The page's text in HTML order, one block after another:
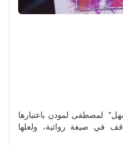
لمصطفى لمودن باعتبارها
في صيغة روائية، ولعلها